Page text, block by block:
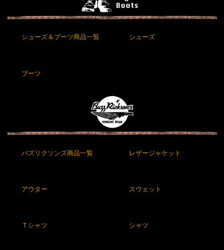
シューズ＆ブーツ商品一覧 シューズ
ブーツ
バズリクソンズ商品一覧 レザージャケット
アウター スウェット
Ｔシャツ シャツ